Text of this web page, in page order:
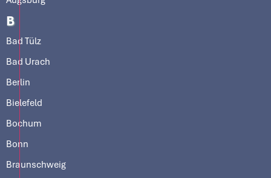
B
Bad Tülz
Bad Urach
Berlin
Bielefeld
Bochum
Bonn
Braunschweig